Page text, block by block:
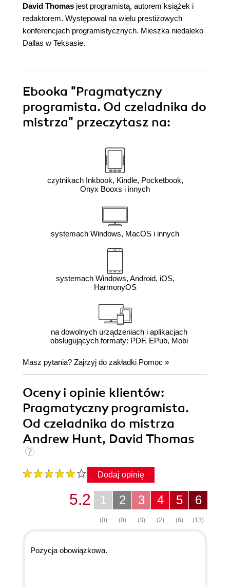
David Thomas jest programistą, autorem książek i
redaktorem. Występował na wielu prestiżowych
konferencjach programistycznych. Mieszka niedaleko
Dallas w Teksasie.
Ebooka "Pragmatyczny
programista. Od czeladnika do
mistrza" przeczytasz na:
czytnikach Inkbook, Kindle, Pocketbook,
Onyx Booxs i innych
systemach Windows, MacOS i innych
systemach Windows, Android, iOS,
HarmonyOS
na dowolnych urządzeniach i aplikacjach
obsługujących formaty: PDF, EPub, Mobi
Masz pytania? Zajrzyj do zakładki Pomoc »
Oceny i opinie klientów:
Pragmatyczny programista.
Od czeladnika do mistrza
Andrew Hunt, David Thomas
Dodaj opinię
6
(13)
5
(8)
4
(2)
3
(3)
2
(0)
1
(0)
5.2
Pozycja obowiązkowa.